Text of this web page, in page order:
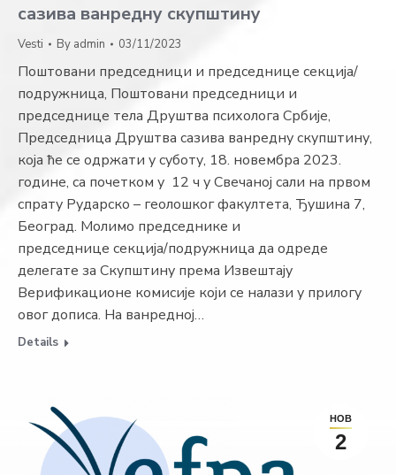
сазива ванредну скупштину
Vesti By admin 03/11/2023
Поштовани председници и председнице секција/
подружница, Поштовани председници и
председнице тела Друштва психолога Србије,
Председница Друштва сазива ванредну скупштину,
која ће се одржати у суботу, 18. новембра 2023.
године, са почетком у 12 ч у Свечаној сали на првом
спрату Рударско – геолошког факултета, Ђушина 7,
Београд. Молимо председнике и
председнице секција/подружница да одреде
делегате за Скупштину према Извештају
Верификационе комисије који се налази у прилогу
овог дописа. На ванредној…
Details
НОВ
2